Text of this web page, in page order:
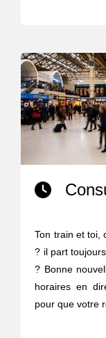
Ton train et toi,
? il part
? Bonne
horaires en
pour que votre